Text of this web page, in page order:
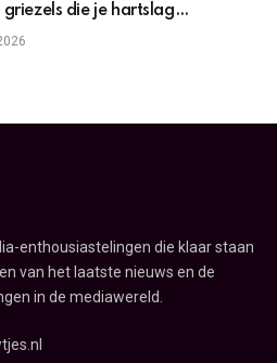
griezels die je hartslag
enthousiastelingen die klaar staan
van het laatste nieuws en de
in de mediawereld.